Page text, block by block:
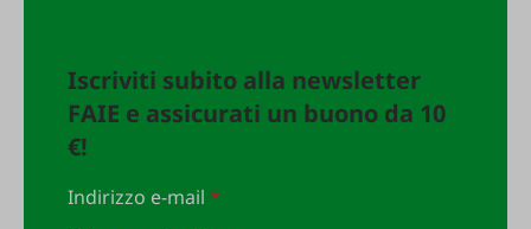
Iscriviti subito alla newsletter
FAIE e assicurati un buono da 10
€!
Indirizzo e-mail*